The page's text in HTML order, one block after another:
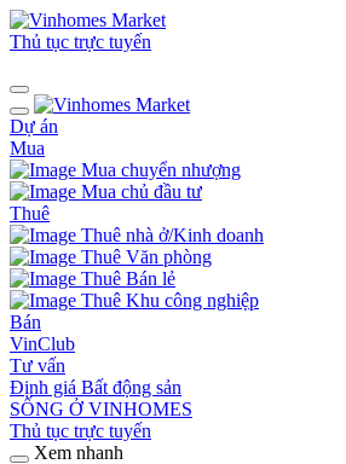
Thủ tục trực tuyến
Dự án
Mua
Mua chuyển nhượng
Mua chủ đầu tư
Thuê
Thuê nhà ở/Kinh doanh
Thuê Văn phòng
Thuê Bán lẻ
Thuê Khu công nghiệp
Bán
VinClub
Tư vấn
Định giá Bất động sản
SỐNG Ở VINHOMES
Thủ tục trực tuyến
Xem nhanh